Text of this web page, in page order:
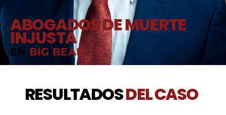
ABOGADOS DE MUERTE
INJUSTA
EN BIG BEAR
RESULTADOSDEL CASO